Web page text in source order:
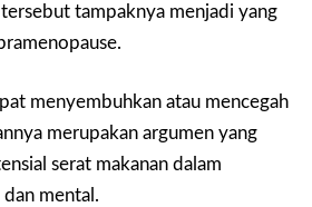
tampaknya menjadi yang
menyembuhkan atau mencegah
merupakan argumen yang
serat makanan dalam
mental.